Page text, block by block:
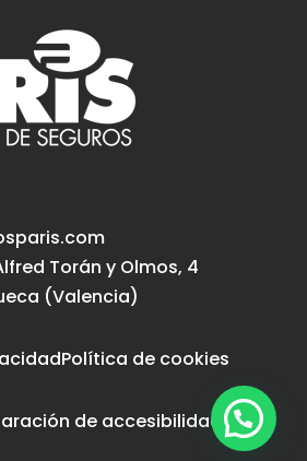
Torán y Olmos, 4
(Valencia)
Política de cookies
de accesibilidad